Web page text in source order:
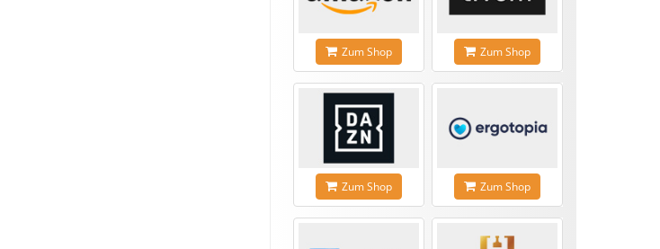
Zum Shop Zum Shop
Zum Shop Zum Shop